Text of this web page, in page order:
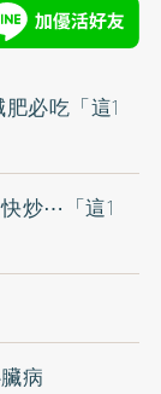
必吃「這1
炒⋯「這1
病